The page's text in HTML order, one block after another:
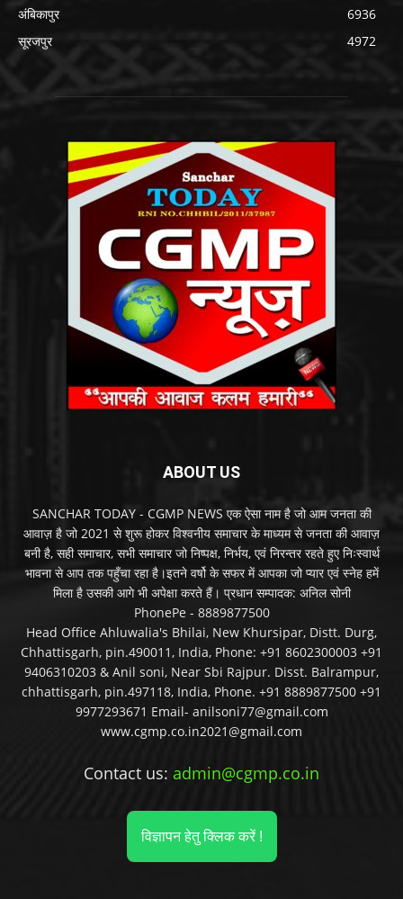
अंबिकापुर
6936
सूरजपुर
4972
ABOUT US
SANCHAR TODAY - CGMP NEWS एक ऐसा नाम है जो आम जनता की
आवाज़ है जो 2021 से शुरू होकर विश्वनीय समाचार के माध्यम से जनता की आवाज़
बनी है, सही समाचार, सभी समाचार जो निष्पक्ष, निर्भय, एवं निरन्तर रहते हुए निःस्वार्थ
भावना से आप तक पहुँचा रहा है।इतने वर्षो के सफर में आपका जो प्यार एवं स्नेह हमें
मिला है उसकी आगे भी अपेक्षा करते हैं। प्रधान सम्पादक: अनिल सोनी
PhonePe - 8889877500
Head Office Ahluwalia's Bhilai, New Khursipar, Distt. Durg,
Chhattisgarh, pin.490011, India, Phone: +91 8602300003 +91
9406310203 & Anil soni, Near Sbi Rajpur. Disst. Balrampur,
chhattisgarh, pin.497118, India, Phone. +91 8889877500 +91
9977293671 Email- anilsoni77@gmail.com
www.cgmp.co.in2021@gmail.com
Contact us: admin@cgmp.co.in
विज्ञापन हेतु क्लिक करें !